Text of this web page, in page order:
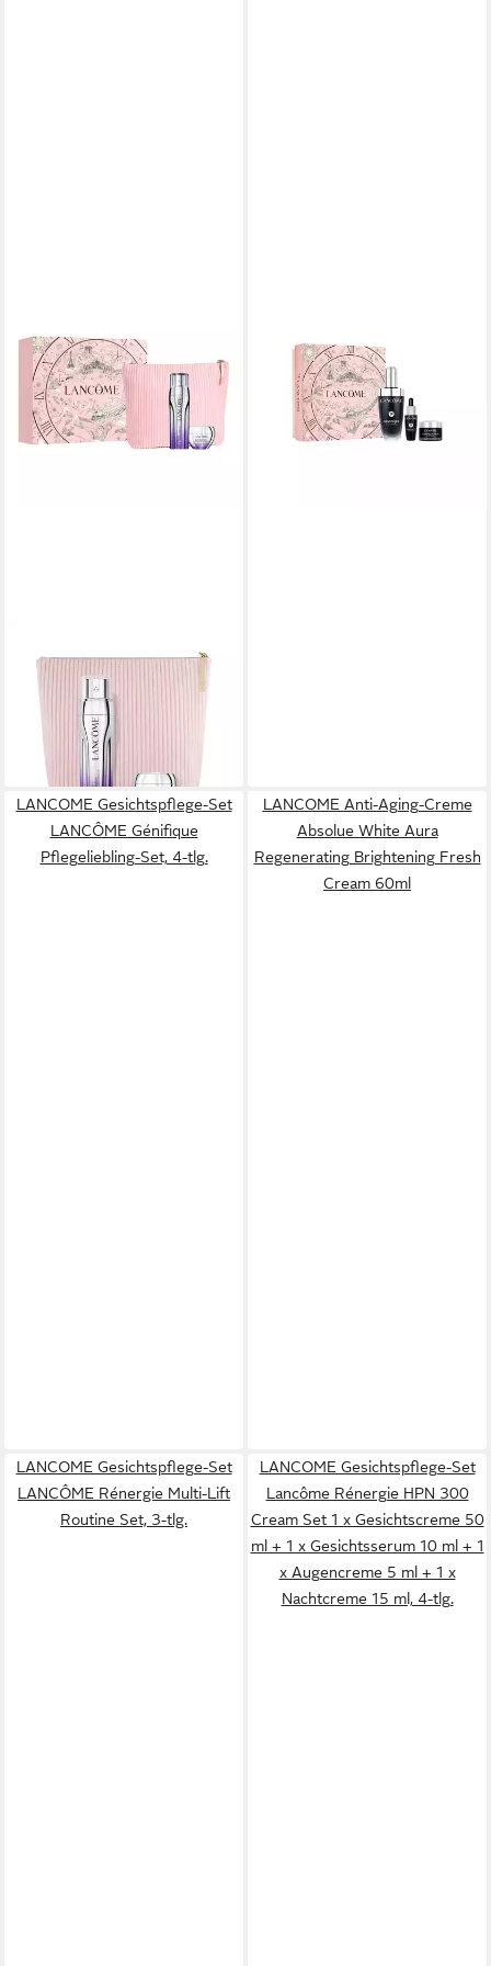
Gesichtspflege-Set Rénergie
H.C.F. Triple Serum 50 ml
Routine, 2-tlg.
149,00 €
lieferbar - in 6-8 Werktagen bei dir
Ultimate Set 50 ml, 3-tlg.
229,00 €
lieferbar - in 6-8 Werktagen bei dir
LANCOME Gesichtspflege-Set
LANCÔME Génifique
Pflegeliebling-Set, 4-tlg.
LANCOME Anti-Aging-Creme
Absolue White Aura
Regenerating Brightening Fresh
Cream 60ml
LANCOME Gesichtspflege-Set
LANCÔME Rénergie Multi-Lift
Routine Set, 3-tlg.
LANCOME Gesichtspflege-Set
Lancôme Rénergie HPN 300
Cream Set 1 x Gesichtscreme 50
ml + 1 x Gesichtsserum 10 ml + 1
x Augencreme 5 ml + 1 x
Nachtcreme 15 ml, 4-tlg.